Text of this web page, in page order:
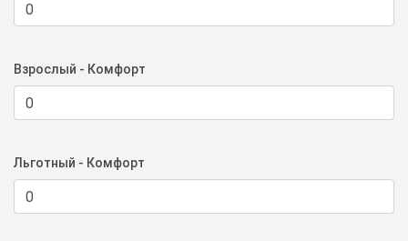
Взрослый - Комфорт
Льготный - Комфорт